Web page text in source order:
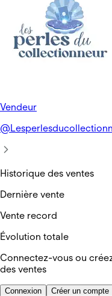
Vendeur
@
Historique des ventes
Dernière vente
Vente record
Évolution totale
Connectez-vous ou
des ventes
Connexion Créer un compte